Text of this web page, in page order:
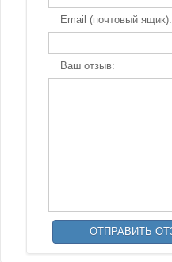
Email (почтовый ящик):
Ваш отзыв: